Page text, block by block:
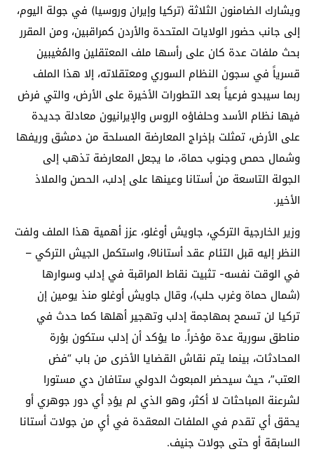
ويشارك الضامنون الثلاثة (تركيا وإيران وروسيا) في جولة اليوم،
إلى جانب حضور الولايات المتحدة والأردن كمراقبين، ومن المقرر
بحث ملفات عدة كان على رأسها ملف المعتقلين والمُغيبين
قسرياً في سجون النظام السوري ومعتقلاته، إلا هذا الملف
ربما سيبدو فرعياً بعد التطورات الأخيرة على الأرض، والتي فرض
فيها نظام الأسد وحلفاؤه الروس والإيرانيون معادلة جديدة
على الأرض، تمثلت بإخراج المعارضة المسلحة من دمشق وريفها
وشمال حمص وجنوب حماة، ما يجعل المعارضة تذهب إلى
الجولة التاسعة من أستانا وعينها على إدلب، الحصن والملاذ
الأخير.
وزير الخارجية التركي، جاويش أوغلو، عزز أهمية هذا الملف ولفت
النظر إليه قبل التئام عقد أستانا9، واستكمل الجيش التركي –
في الوقت نفسه- تثبيت نقاط المراقبة في إدلب وسوارها
(شمال حماة وغرب حلب)، وقال جاويش أوغلو منذ يومين إن
تركيا لن تسمح بمهاجمة إدلب وتهجير أهلها كما حدث في
مناطق سورية عدة مؤخراً. ما يؤكد أن إدلب ستكون بؤرة
المحادثات، بينما يتم نقاش القضايا الأخرى من باب “فض
العتب”، حيث سيحضر المبعوث الدولي ستافان دي مستورا
لشرعنة المباحثات لا أكثر، وهو الذي لم يؤدِ أي دور جوهري أو
يحقق أي تقدم في الملفات المعقدة في أيِ من جولات أستانا
السابقة أو حتى جولات جنيف.